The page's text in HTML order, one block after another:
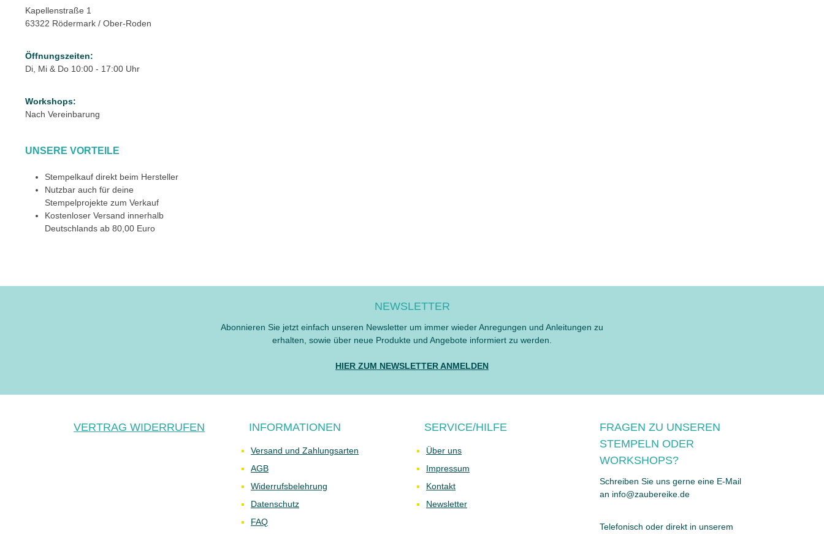
Kapellenstraße 1
63322 Rödermark / Ober-Roden
Öffnungszeiten:
Di, Mi & Do 10:00 - 17:00 Uhr
Workshops:
Nach Vereinbarung
UNSERE VORTEILE
Stempelkauf direkt beim Hersteller
Nutzbar auch für deine
Stempelprojekte zum Verkauf
Kostenloser Versand innerhalb
Deutschlands ab 80,00 Euro
NEWSLETTER
Abonnieren Sie jetzt einfach unseren Newsletter um immer wieder Anregungen und Anleitungen zu
erhalten, sowie über neue Produkte und Angebote informiert zu werden.
HIER ZUM NEWSLETTER ANMELDEN
FRAGEN ZU UNSEREN
STEMPELN ODER
WORKSHOPS?
Schreiben Sie uns gerne eine E-Mail
an info@zaubereike.de
Telefonisch oder direkt in unserem
VERTRAG WIDERRUFEN INFORMATIONEN
Versand und Zahlungsarten
AGB
Widerrufsbelehrung
Datenschutz
FAQ
SERVICE/HILFE
Über uns
Impressum
Kontakt
Newsletter